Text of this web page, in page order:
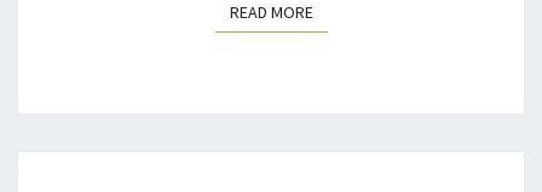
R
N
READ MOREREAD MORE